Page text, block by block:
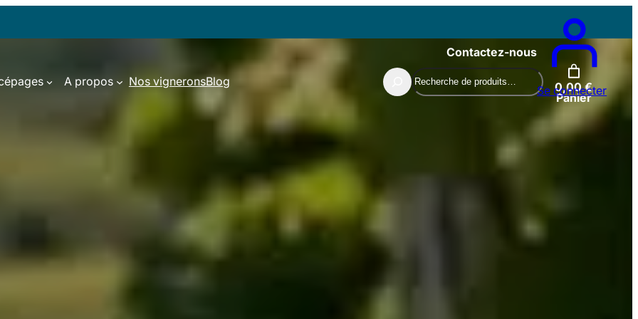
Contactez-nous
Se connecter
A propos Nos vigneronsBlog
Recherche
0,00 €
Panier